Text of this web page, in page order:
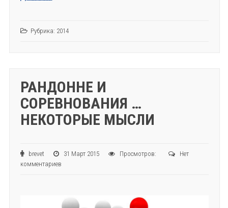
Рубрика: 2014
РАНДОННЕ И
СОРЕВНОВАНИЯ …
НЕКОТОРЫЕ МЫСЛИ
brevet 31 Март 2015 Просмотров:
Нет
комментариев